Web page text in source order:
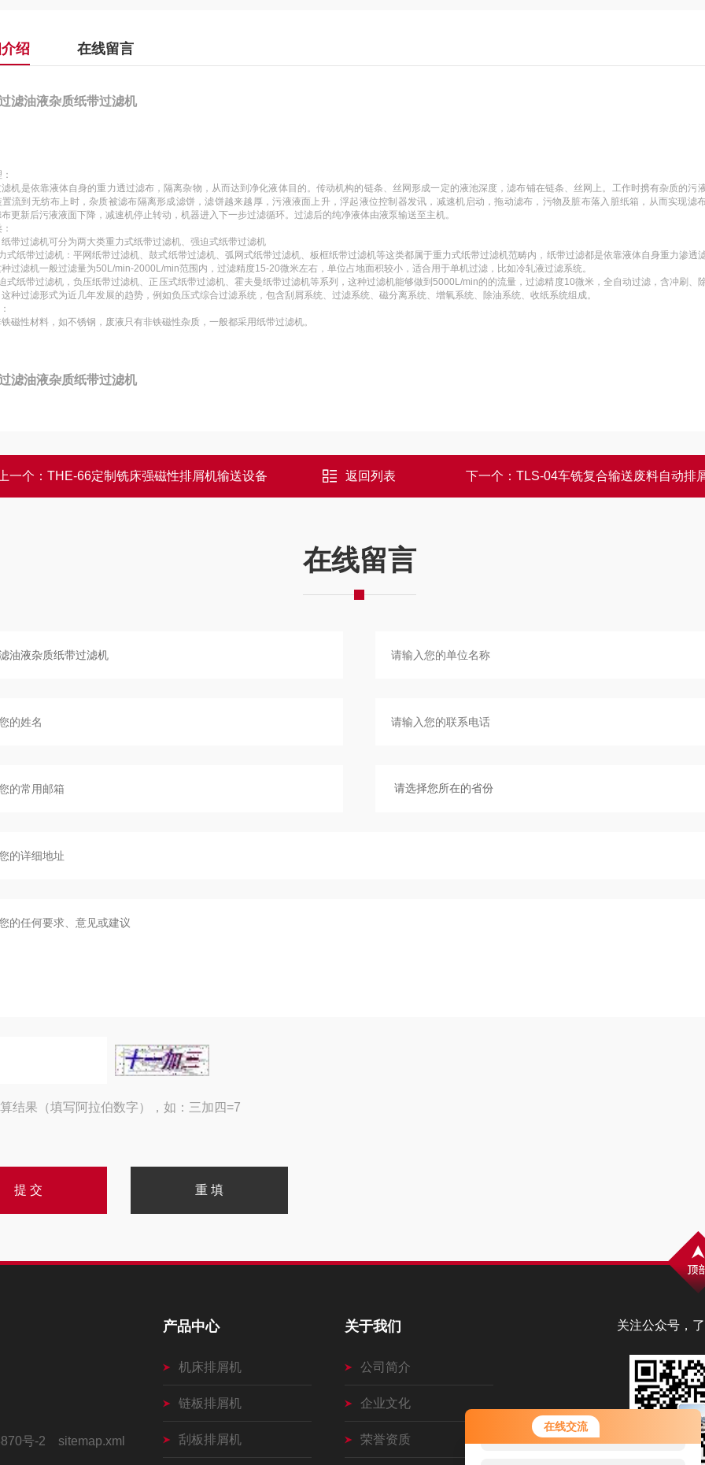
在线交流
您好！欢迎前来咨询，很高兴为您
服务，请问您要咨询什么问题呢？
绍 在线留言
滤油液杂质纸带过滤机
机是依靠液体自身的重力透过滤布，隔离杂物，从而达到净化液体目的。传动机构的链条、丝网形成一定的液池深度，滤布铺在链条、丝网上。工作时携有杂质的污
置流到无纺布上时，杂质被滤布隔离形成滤饼，滤饼越来越厚，污液液面上升，浮起液位控制器发讯，减速机启动，拖动滤布，污物及脏布落入脏纸箱，从而实现滤
更新后污液液面下降，减速机停止转动，机器进入下一步过滤循环。过滤后的纯净液体由液泵输送至主机。
带过滤机可分为两大类重力式纸带过滤机、强迫式纸带过滤机
式纸带过滤机：平网纸带过滤机、鼓式纸带过滤机、弧网式纸带过滤机、板框纸带过滤机等这类都属于重力式纸带过滤机范畴内，纸带过滤都是依靠液体自身重力渗透
过滤机一般过滤量为50L/min-2000L/min范围内，过滤精度15-20微米左右，单位占地面积较小，适合用于单机过滤，比如冷轧液过滤系统。
式纸带过滤机，负压纸带过滤机、正压式纸带过滤机、霍夫曼纸带过滤机等系列，这种过滤机能够做到5000L/min的的流量，过滤精度10微米，全自动过滤，含冲刷、
种过滤形式为近几年发展的趋势，例如负压式综合过滤系统，包含刮屑系统、过滤系统、磁分离系统、增氧系统、除油系统、收纸系统组成。
磁性材料，如不锈钢，废液只有非铁磁性杂质，一般都采用纸带过滤机。
滤油液杂质纸带过滤机
一个： THE-66定制铣床强磁性排屑机输送设备 返回列表 下一个： TLS-04车铣复合输送废料自动排
在线留言
结果（填写阿拉伯数字），如：三加四=7
关注公众号，
号-2 sitemap.xml
产品中心
机床排屑机
链板排屑机
刮板排屑机
关于我们
公司简介
企业文化
荣誉资质